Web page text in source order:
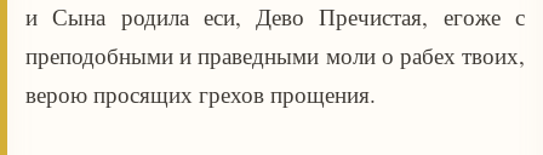
и Сына родила еси, Дево Пречистая, егоже с
преподобными и праведными моли о рабех твоих,
верою просящих грехов прощения.